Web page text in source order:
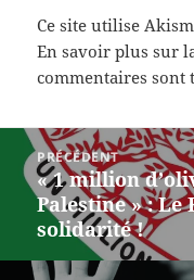
Ce site utilise
En savoir plus sur
commentaires sont
Navigation
l’article
PRÉCÉDENT
Article
précédent :
« 1 million
Palestine » : Le
solidarité !